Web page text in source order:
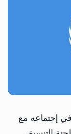
إجتماعه مع